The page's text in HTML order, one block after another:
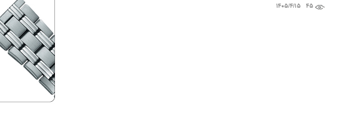
۴۵ ۱۴۰۵/۴/۱۵